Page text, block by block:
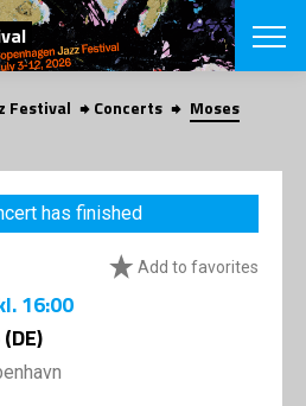
SEARCH
Danish
CHOOSE
VINTERJAZZ
Themes
LOCATIONS
Festival Concerts
Moses
has finished
Add to favorites
16:00